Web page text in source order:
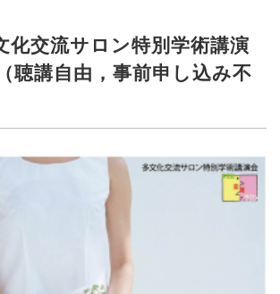
化交流サロン特別学術講演
聴講自由，事前申し込み不